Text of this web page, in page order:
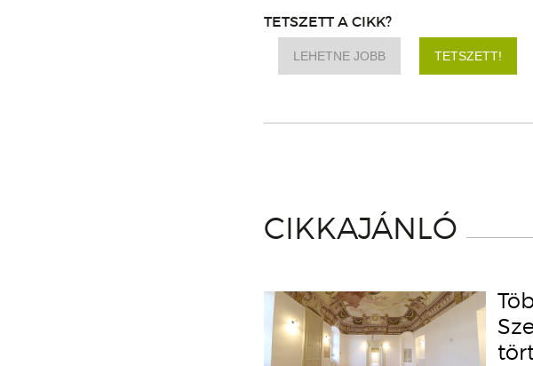
TETSZETT A CIKK?
LEHETNE JOBB TETSZETT!
CIKKAJÁNLÓ